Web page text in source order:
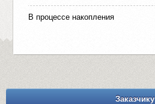
В процессе накопления
Заказчику